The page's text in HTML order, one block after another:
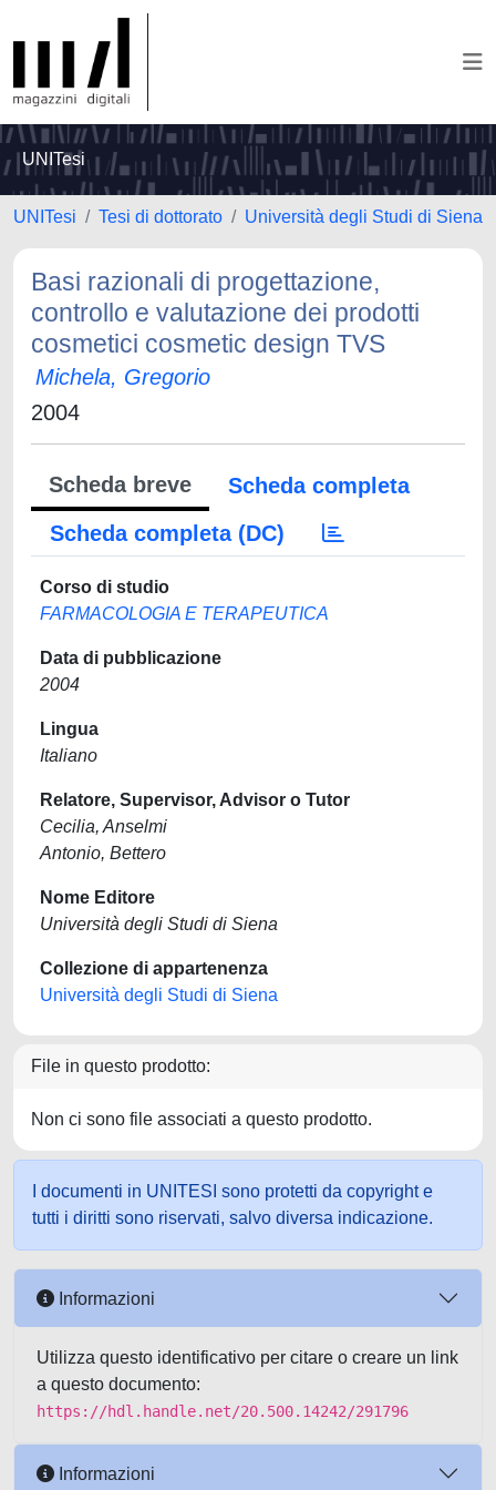
UNITesi
UNITesi Tesi di dottorato Università degli Studi di Siena
Basi razionali di progettazione,
controllo e valutazione dei prodotti
cosmetici cosmetic design TVS
Michela, Gregorio
2004
Scheda breve
Scheda completa
Scheda completa (DC)
Corso di studio
FARMACOLOGIA E TERAPEUTICA
Data di pubblicazione
2004
Lingua
Italiano
Relatore, Supervisor, Advisor o Tutor
Cecilia, Anselmi
Antonio, Bettero
Nome Editore
Università degli Studi di Siena
Collezione di appartenenza
Università degli Studi di Siena
File in questo prodotto:
Non ci sono file associati a questo prodotto.
I documenti in UNITESI sono protetti da copyright e
tutti i diritti sono riservati, salvo diversa indicazione.
Informazioni
Utilizza questo identificativo per citare o creare un link
a questo documento:
https://hdl.handle.net/20.500.14242/291796
Informazioni